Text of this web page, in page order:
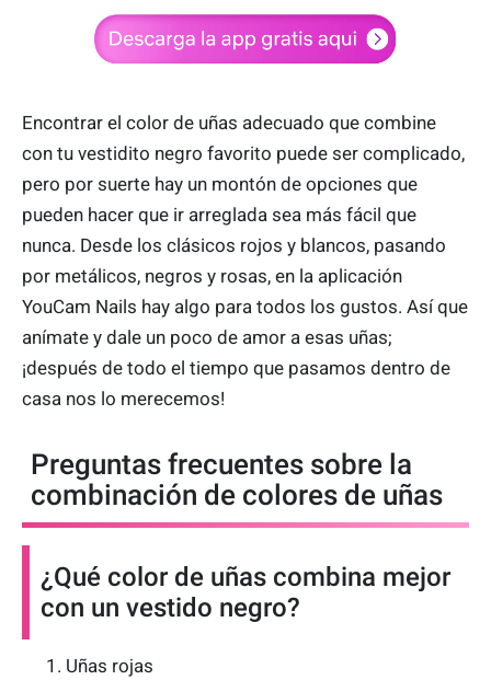
Encontrar el color de uñas adecuado que combine
con tu vestidito negro favorito puede ser complicado,
pero por suerte hay un montón de opciones que
pueden hacer que ir arreglada sea más fácil que
nunca. Desde los clásicos rojos y blancos, pasando
por metálicos, negros y rosas, en la aplicación
YouCam Nails hay algo para todos los gustos. Así que
anímate y dale un poco de amor a esas uñas;
¡después de todo el tiempo que pasamos dentro de
casa nos lo merecemos!
Preguntas frecuentes sobre la
combinación de colores de uñas
¿Qué color de uñas combina mejor
con un vestido negro?
Uñas rojas